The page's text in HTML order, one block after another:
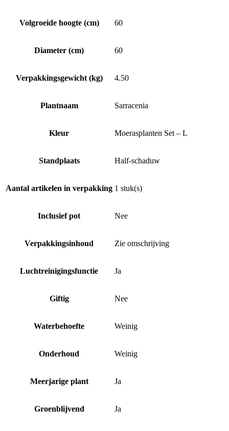
Volgroeide hoogte (cm) 60
Diameter (cm) 60
Verpakkingsgewicht (kg) 4.50
Plantnaam Sarracenia
Kleur Moerasplanten Set – L
Standplaats Half-schaduw
Aantal artikelen in verpakking 1 stuk(s)
Inclusief pot Nee
Verpakkingsinhoud Zie omschrijving
Luchtreinigingsfunctie Ja
Giftig Nee
Waterbehoefte Weinig
Onderhoud Weinig
Meerjarige plant Ja
Groenblijvend Ja